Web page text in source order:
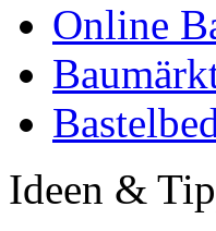
Online
Ideen &